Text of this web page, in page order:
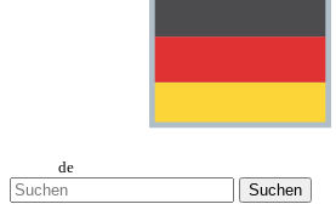
de
Suchen